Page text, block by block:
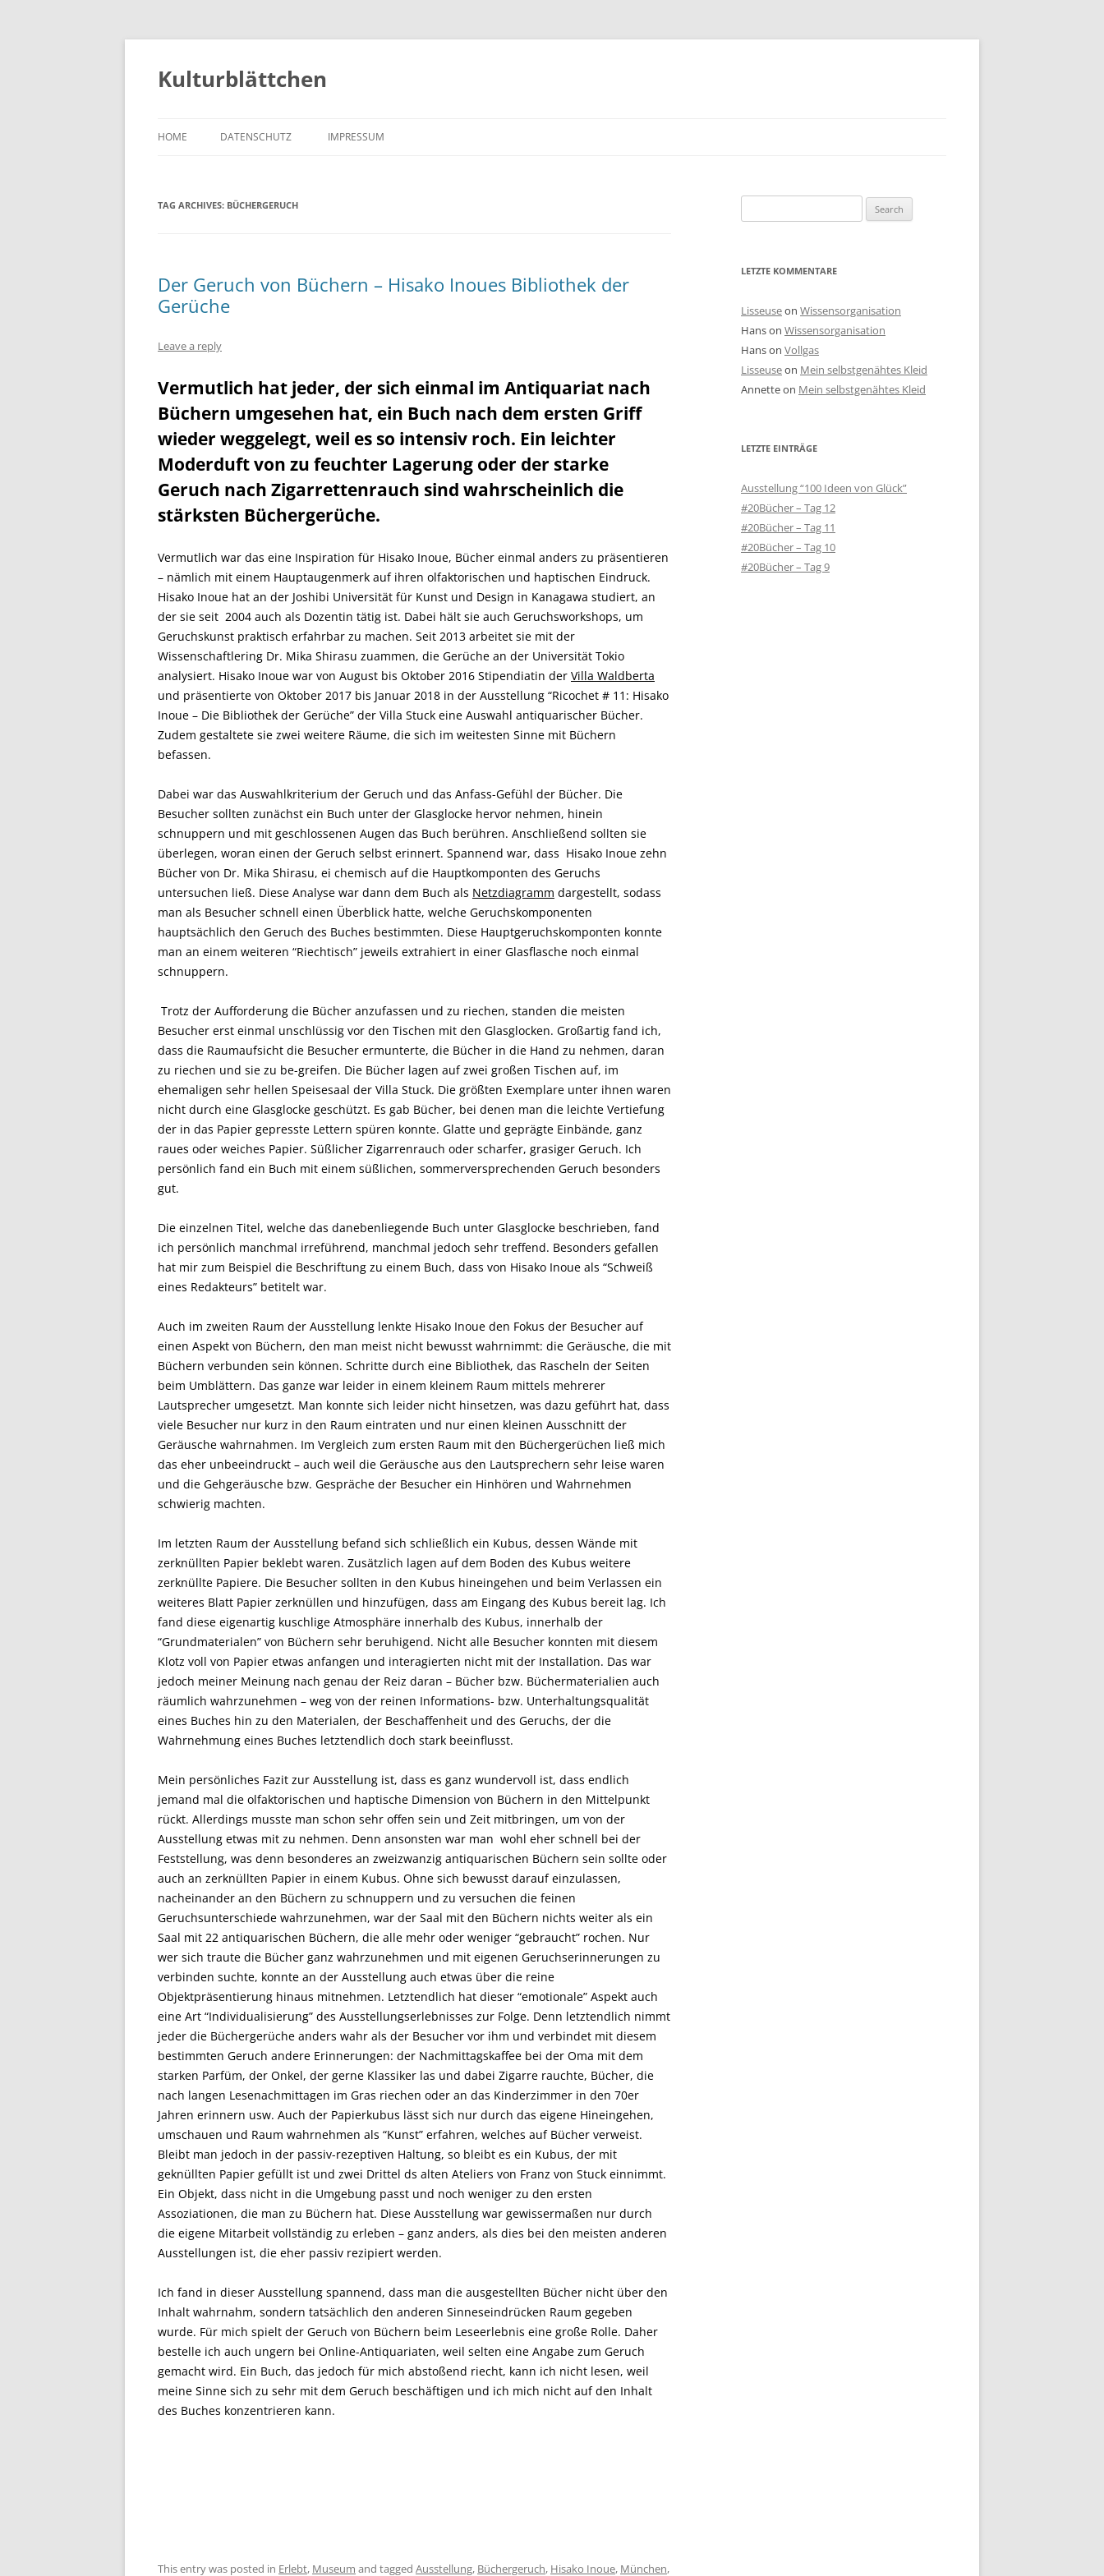
Kulturblättchen
HOME DATENSCHUTZ IMPRESSUM
TAG ARCHIVES: BÜCHERGERUCH
Der Geruch von Büchern – Hisako Inoues Bibliothek der
Gerüche
Leave a reply
Vermutlich hat jeder, der sich einmal im Antiquariat nach
Büchern umgesehen hat, ein Buch nach dem ersten Griff
wieder weggelegt, weil es so intensiv roch. Ein leichter
Moderduft von zu feuchter Lagerung oder der starke
Geruch nach Zigarrettenrauch sind wahrscheinlich die
stärksten Büchergerüche.
Vermutlich war das eine Inspiration für Hisako Inoue, Bücher einmal anders zu präsentieren
– nämlich mit einem Hauptaugenmerk auf ihren olfaktorischen und haptischen Eindruck.
Hisako Inoue hat an der Joshibi Universität für Kunst und Design in Kanagawa studiert, an
der sie seit 2004 auch als Dozentin tätig ist. Dabei hält sie auch Geruchsworkshops, um
Geruchskunst praktisch erfahrbar zu machen. Seit 2013 arbeitet sie mit der
Wissenschaftlering Dr. Mika Shirasu zuammen, die Gerüche an der Universität Tokio
analysiert. Hisako Inoue war von August bis Oktober 2016 Stipendiatin der Villa Waldberta
und präsentierte von Oktober 2017 bis Januar 2018 in der Ausstellung “Ricochet # 11: Hisako
Inoue – Die Bibliothek der Gerüche” der Villa Stuck eine Auswahl antiquarischer Bücher.
Zudem gestaltete sie zwei weitere Räume, die sich im weitesten Sinne mit Büchern
befassen.
Dabei war das Auswahlkriterium der Geruch und das Anfass-Gefühl der Bücher. Die
Besucher sollten zunächst ein Buch unter der Glasglocke hervor nehmen, hinein
schnuppern und mit geschlossenen Augen das Buch berühren. Anschließend sollten sie
überlegen, woran einen der Geruch selbst erinnert. Spannend war, dass Hisako Inoue zehn
Bücher von Dr. Mika Shirasu, ei chemisch auf die Hauptkomponten des Geruchs
untersuchen ließ. Diese Analyse war dann dem Buch als Netzdiagramm dargestellt, sodass
man als Besucher schnell einen Überblick hatte, welche Geruchskomponenten
hauptsächlich den Geruch des Buches bestimmten. Diese Hauptgeruchskomponten konnte
man an einem weiteren “Riechtisch” jeweils extrahiert in einer Glasflasche noch einmal
schnuppern.
Trotz der Aufforderung die Bücher anzufassen und zu riechen, standen die meisten
Besucher erst einmal unschlüssig vor den Tischen mit den Glasglocken. Großartig fand ich,
dass die Raumaufsicht die Besucher ermunterte, die Bücher in die Hand zu nehmen, daran
zu riechen und sie zu be-greifen. Die Bücher lagen auf zwei großen Tischen auf, im
ehemaligen sehr hellen Speisesaal der Villa Stuck. Die größten Exemplare unter ihnen waren
nicht durch eine Glasglocke geschützt. Es gab Bücher, bei denen man die leichte Vertiefung
der in das Papier gepresste Lettern spüren konnte. Glatte und geprägte Einbände, ganz
raues oder weiches Papier. Süßlicher Zigarrenrauch oder scharfer, grasiger Geruch. Ich
persönlich fand ein Buch mit einem süßlichen, sommerversprechenden Geruch besonders
gut.
Die einzelnen Titel, welche das danebenliegende Buch unter Glasglocke beschrieben, fand
ich persönlich manchmal irreführend, manchmal jedoch sehr treffend. Besonders gefallen
hat mir zum Beispiel die Beschriftung zu einem Buch, dass von Hisako Inoue als “Schweiß
eines Redakteurs” betitelt war.
Auch im zweiten Raum der Ausstellung lenkte Hisako Inoue den Fokus der Besucher auf
einen Aspekt von Büchern, den man meist nicht bewusst wahrnimmt: die Geräusche, die mit
Büchern verbunden sein können. Schritte durch eine Bibliothek, das Rascheln der Seiten
beim Umblättern. Das ganze war leider in einem kleinem Raum mittels mehrerer
Lautsprecher umgesetzt. Man konnte sich leider nicht hinsetzen, was dazu geführt hat, dass
viele Besucher nur kurz in den Raum eintraten und nur einen kleinen Ausschnitt der
Geräusche wahrnahmen. Im Vergleich zum ersten Raum mit den Büchergerüchen ließ mich
das eher unbeeindruckt – auch weil die Geräusche aus den Lautsprechern sehr leise waren
und die Gehgeräusche bzw. Gespräche der Besucher ein Hinhören und Wahrnehmen
schwierig machten.
Im letzten Raum der Ausstellung befand sich schließlich ein Kubus, dessen Wände mit
zerknüllten Papier beklebt waren. Zusätzlich lagen auf dem Boden des Kubus weitere
zerknüllte Papiere. Die Besucher sollten in den Kubus hineingehen und beim Verlassen ein
weiteres Blatt Papier zerknüllen und hinzufügen, dass am Eingang des Kubus bereit lag. Ich
fand diese eigenartig kuschlige Atmosphäre innerhalb des Kubus, innerhalb der
“Grundmaterialen” von Büchern sehr beruhigend. Nicht alle Besucher konnten mit diesem
Klotz voll von Papier etwas anfangen und interagierten nicht mit der Installation. Das war
jedoch meiner Meinung nach genau der Reiz daran – Bücher bzw. Büchermaterialien auch
räumlich wahrzunehmen – weg von der reinen Informations- bzw. Unterhaltungsqualität
eines Buches hin zu den Materialen, der Beschaffenheit und des Geruchs, der die
Wahrnehmung eines Buches letztendlich doch stark beeinflusst.
Mein persönliches Fazit zur Ausstellung ist, dass es ganz wundervoll ist, dass endlich
jemand mal die olfaktorischen und haptische Dimension von Büchern in den Mittelpunkt
rückt. Allerdings musste man schon sehr offen sein und Zeit mitbringen, um von der
Ausstellung etwas mit zu nehmen. Denn ansonsten war man wohl eher schnell bei der
Feststellung, was denn besonderes an zweizwanzig antiquarischen Büchern sein sollte oder
auch an zerknüllten Papier in einem Kubus. Ohne sich bewusst darauf einzulassen,
nacheinander an den Büchern zu schnuppern und zu versuchen die feinen
Geruchsunterschiede wahrzunehmen, war der Saal mit den Büchern nichts weiter als ein
Saal mit 22 antiquarischen Büchern, die alle mehr oder weniger “gebraucht” rochen. Nur
wer sich traute die Bücher ganz wahrzunehmen und mit eigenen Geruchserinnerungen zu
verbinden suchte, konnte an der Ausstellung auch etwas über die reine
Objektpräsentierung hinaus mitnehmen. Letztendlich hat dieser “emotionale” Aspekt auch
eine Art “Individualisierung” des Ausstellungserlebnisses zur Folge. Denn letztendlich nimmt
jeder die Büchergerüche anders wahr als der Besucher vor ihm und verbindet mit diesem
bestimmten Geruch andere Erinnerungen: der Nachmittagskaffee bei der Oma mit dem
starken Parfüm, der Onkel, der gerne Klassiker las und dabei Zigarre rauchte, Bücher, die
nach langen Lesenachmittagen im Gras riechen oder an das Kinderzimmer in den 70er
Jahren erinnern usw. Auch der Papierkubus lässt sich nur durch das eigene Hineingehen,
umschauen und Raum wahrnehmen als “Kunst” erfahren, welches auf Bücher verweist.
Bleibt man jedoch in der passiv-rezeptiven Haltung, so bleibt es ein Kubus, der mit
geknüllten Papier gefüllt ist und zwei Drittel ds alten Ateliers von Franz von Stuck einnimmt.
Ein Objekt, dass nicht in die Umgebung passt und noch weniger zu den ersten
Assoziationen, die man zu Büchern hat. Diese Ausstellung war gewissermaßen nur durch
die eigene Mitarbeit vollständig zu erleben – ganz anders, als dies bei den meisten anderen
Ausstellungen ist, die eher passiv rezipiert werden.
Ich fand in dieser Ausstellung spannend, dass man die ausgestellten Bücher nicht über den
Inhalt wahrnahm, sondern tatsächlich den anderen Sinneseindrücken Raum gegeben
wurde. Für mich spielt der Geruch von Büchern beim Leseerlebnis eine große Rolle. Daher
bestelle ich auch ungern bei Online-Antiquariaten, weil selten eine Angabe zum Geruch
gemacht wird. Ein Buch, das jedoch für mich abstoßend riecht, kann ich nicht lesen, weil
meine Sinne sich zu sehr mit dem Geruch beschäftigen und ich mich nicht auf den Inhalt
des Buches konzentrieren kann.
This entry was posted in Erlebt, Museum and tagged Ausstellung, Büchergeruch, Hisako Inoue, München,
for:
LETZTE KOMMENTARE
Lisseuseon Wissensorganisation
Hanson Wissensorganisation
Hanson Vollgas
Lisseuseon Mein selbstgenähtes Kleid
Annetteon Mein selbstgenähtes Kleid
LETZTE EINTRÄGE
Ausstellung “100 Ideen von Glück”
#20Bücher – Tag 12
#20Bücher – Tag 11
#20Bücher – Tag 10
#20Bücher – Tag 9